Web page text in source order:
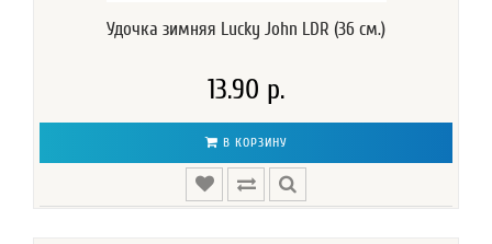
Удочка зимняя Lucky John LDR (36 см.)
13.90 р.
В КОРЗИНУ